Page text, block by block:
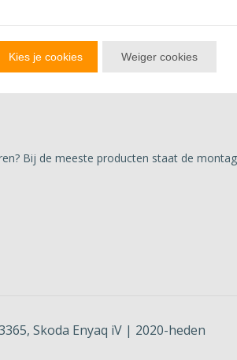
veer precies aan, maar niet meer of
een aanhanger of caravan? Of gaan
van MAD.
Bij de meeste producten staat de
Skoda Enyaq iV | 2020-heden
Kies je cookies Weiger cookies